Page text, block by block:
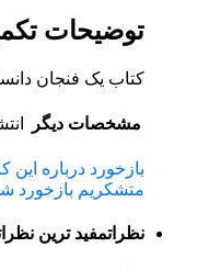
توضیحات
کتاب یک فنجان دانستنی 32
مشخصات دیگر
بازخورد درباره این
متشکریم بازخورد
نظراتمفید ترین